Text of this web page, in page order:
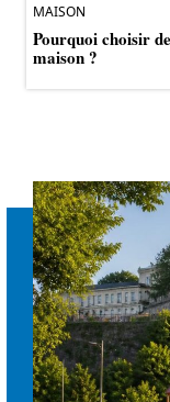
MAISON
Pourquoi choisir
maison ?